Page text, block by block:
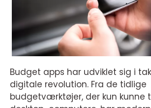
Budget apps har udviklet sig i
digitale revolution. Fra de tidlige
budgetværktøjer, der kun kunne